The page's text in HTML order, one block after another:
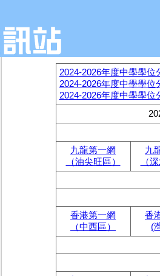
2024-2026年度中學學
2024-2026年度中學學
2024-2026年度中學學位
九龍第一網
（油尖旺區）
九
（
香港第一網
（中西區）
香
(